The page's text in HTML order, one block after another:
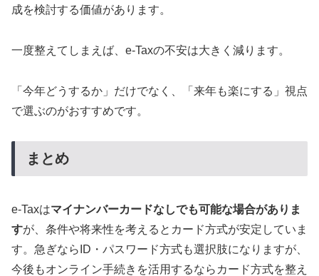
成を検討する価値があります。
一度整えてしまえば、e-Taxの不安は大きく減ります。
「今年どうするか」だけでなく、「来年も楽にする」視点
で選ぶのがおすすめです。
まとめ
e-Taxはマイナンバーカードなしでも可能な場合がありま
すが、条件や将来性を考えるとカード方式が安定していま
す。急ぎならID・パスワード方式も選択肢になりますが、
今後もオンライン手続きを活用するならカード方式を整え